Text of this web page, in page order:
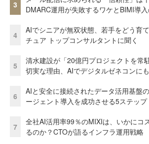
3
DMARC運用が失敗するワケとBIMI導
4
AIでシニアが無双状態、若手をどう育
チュア トップコンサルタントに聞く
5
清水建設が「20億円プロジェクトを常
切実な理由、AIでデジタルゼネコンに
6
AIと安全に接続されたデータ活用基盤
ージェント導入を成功させる5ステップ
7
全社AI活用率99％のMIXIは、いかにコ
るのか？CTOが語るインフラ運用戦略